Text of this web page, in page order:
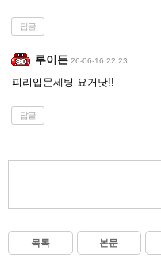
답글
루이든 26-06-16 22:23
피리입문세팅 요거닷!!
답글
목록 본문